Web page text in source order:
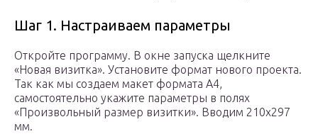
Шаг 1. Настраиваем параметры
Откройте программу. В окне запуска щелкните
«Новая визитка». Установите формат нового проекта.
Так как мы создаем макет формата А4,
самостоятельно укажите параметры в полях
«Произвольный размер визитки». Вводим 210х297
мм.